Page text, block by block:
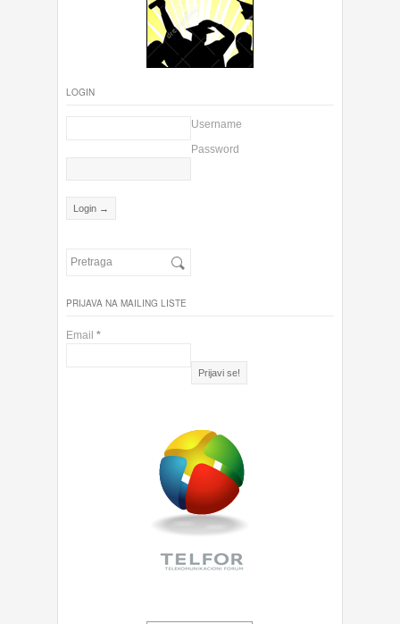
LOGIN
Username
Password
PRIJAVA NA MAILING LISTE
Email *